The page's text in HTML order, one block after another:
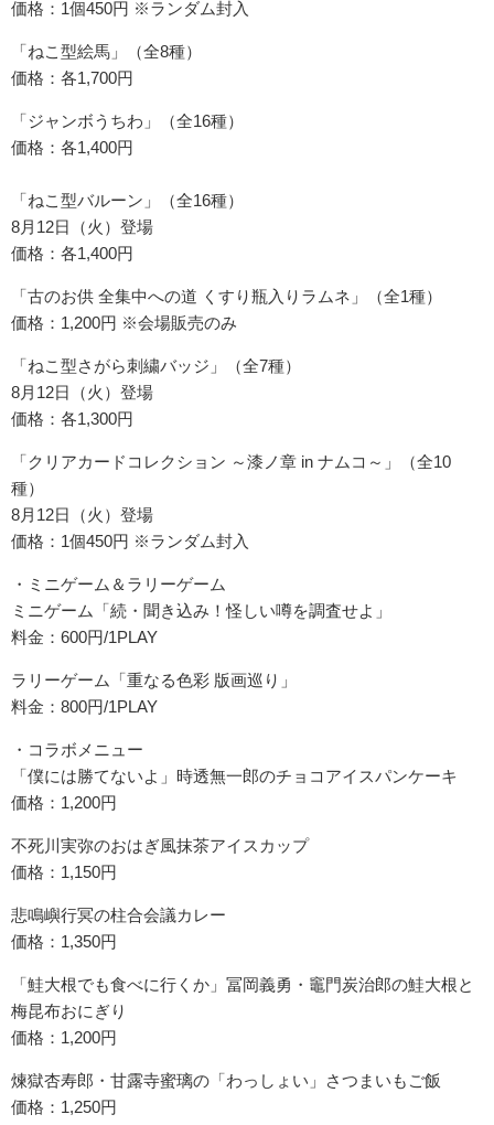
価格：1個450円 ※ランダム封入
「ねこ型絵馬」（全8種）
価格：各1,700円
「ジャンボうちわ」（全16種）
価格：各1,400円
「ねこ型バルーン」（全16種）
8月12日（火）登場
価格：各1,400円
「古のお供 全集中への道 くすり瓶入りラムネ」（全1種）
価格：1,200円 ※会場販売のみ
「ねこ型さがら刺繍バッジ」（全7種）
8月12日（火）登場
価格：各1,300円
「クリアカードコレクション ～漆ノ章 in ナムコ～」（全10
種）
8月12日（火）登場
価格：1個450円 ※ランダム封入
・ミニゲーム＆ラリーゲーム
ミニゲーム「続・聞き込み！怪しい噂を調査せよ」
料金：600円/1PLAY
ラリーゲーム「重なる色彩 版画巡り」
料金：800円/1PLAY
・コラボメニュー
「僕には勝てないよ」時透無一郎のチョコアイスパンケーキ
価格：1,200円
不死川実弥のおはぎ風抹茶アイスカップ
価格：1,150円
悲鳴嶼行冥の柱合会議カレー
価格：1,350円
「鮭大根でも食べに行くか」冨岡義勇・竈門炭治郎の鮭大根と
梅昆布おにぎり
価格：1,200円
煉獄杏寿郎・甘露寺蜜璃の「わっしょい」さつまいもご飯
価格：1,250円